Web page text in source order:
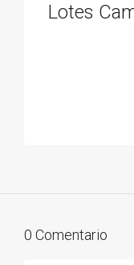
0 Comentario